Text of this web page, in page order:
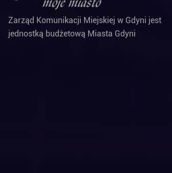
Zarząd Komunikacji Miejskiej w Gdyni jest
jednostką budżetową Miasta Gdyni